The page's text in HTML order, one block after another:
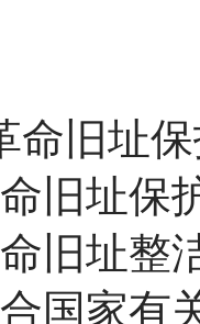
命旧址
命旧址
命旧址
合国家